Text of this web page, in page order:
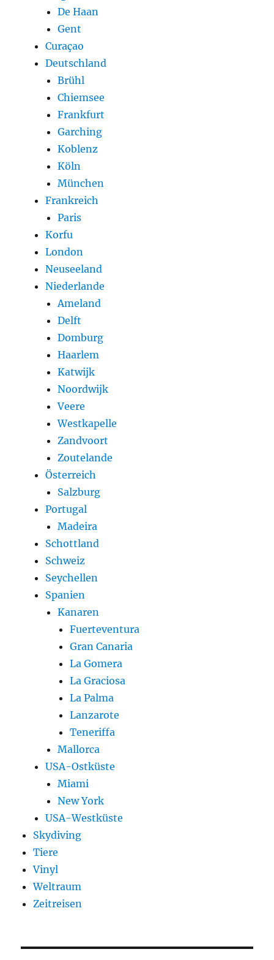
De Haan
Gent
Curaçao
Deutschland
Brühl
Chiemsee
Frankfurt
Garching
Koblenz
Köln
München
Frankreich
Paris
Korfu
London
Neuseeland
Niederlande
Ameland
Delft
Domburg
Haarlem
Katwijk
Noordwijk
Veere
Westkapelle
Zandvoort
Zoutelande
Österreich
Salzburg
Portugal
Madeira
Schottland
Schweiz
Seychellen
Spanien
Kanaren
Fuerteventura
Gran Canaria
La Gomera
La Graciosa
La Palma
Lanzarote
Teneriffa
Mallorca
USA-Ostküste
Miami
New York
USA-Westküste
Skydiving
Tiere
Vinyl
Weltraum
Zeitreisen